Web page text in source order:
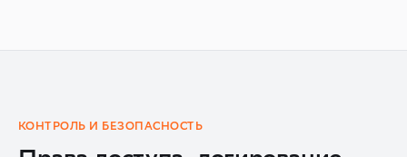
КОНТРОЛЬ И БЕЗОПАСНОСТЬ